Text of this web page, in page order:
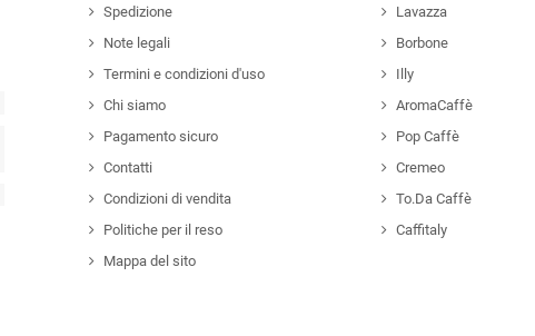
Spedizione
Note legali
Termini e condizioni d'uso
Chi siamo
Pagamento sicuro
Contatti
Condizioni di vendita
Politiche per il reso
Mappa del sito
Lavazza
Borbone
Illy
AromaCaffè
Pop Caffè
Cremeo
To.Da Caffè
Caffitaly